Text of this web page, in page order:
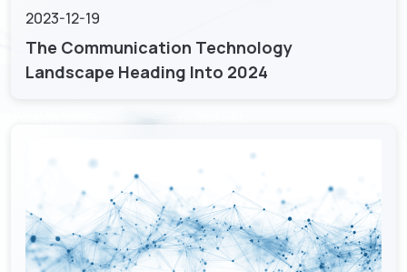
2023-12-19
The Communication Technology
Landscape Heading Into 2024